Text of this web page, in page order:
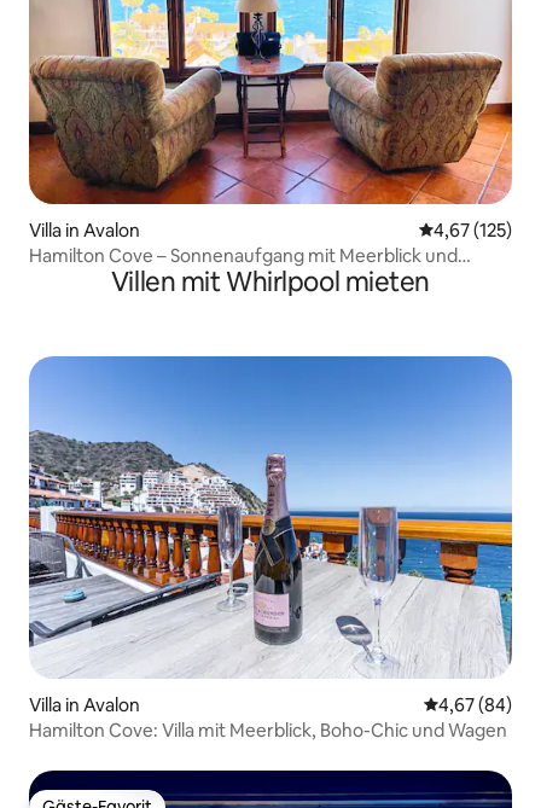
Villa in Avalon
4,67 (125)
Hamilton Cove – Sonnenaufgang mit Meerblick und
Villen mit Whirlpool mieten
Villa in Avalon
4,67 (84)
Hamilton Cove: Villa mit Meerblick, Boho-Chic und Wagen